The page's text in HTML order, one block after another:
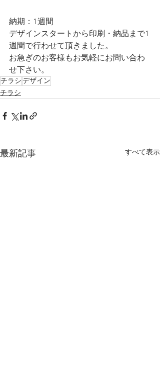
納期：1週間
デザインスタートから印刷・納品まで1
週間で行わせて頂きました。
お急ぎのお客様もお気軽にお問い合わ
せ下さい。
チラシデザイン
チラシ
最新記事 すべて表示